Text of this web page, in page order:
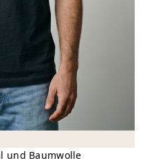
und Baumwolle